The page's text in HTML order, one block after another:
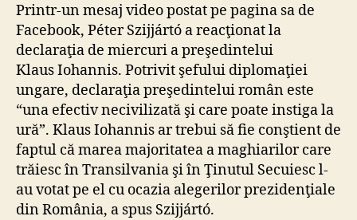
Printr-un mesaj video postat pe pagina sa de
Facebook, Péter Szijjártó a reacţionat la
declaraţia de miercuri a preşedintelui
Klaus Iohannis. Potrivit şefului diplomaţiei
ungare, declaraţia preşedintelui român este
“una efectiv necivilizată şi care poate instiga la
ură”. Klaus Iohannis ar trebui să fie conştient de
faptul că marea majoritatea a maghiarilor care
trăiesc în Transilvania şi în Ţinutul Secuiesc l-
au votat pe el cu ocazia alegerilor prezidenţiale
din România, a spus Szijjártó.